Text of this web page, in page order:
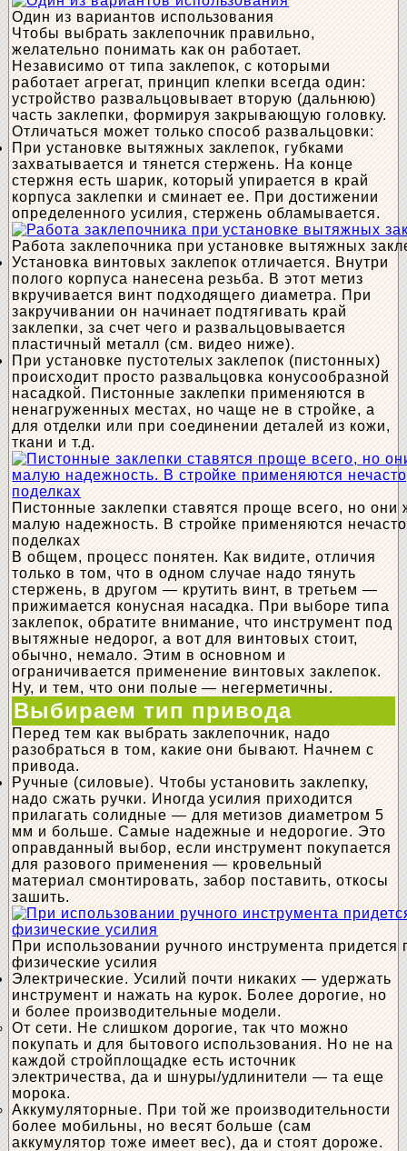
Один из вариантов использования
Чтобы выбрать заклепочник правильно,
желательно понимать как он работает.
Независимо от типа заклепок, с которыми
работает агрегат, принцип клепки всегда один:
устройство развальцовывает вторую (дальнюю)
часть заклепки, формируя закрывающую головку.
Отличаться может только способ развальцовки:
При установке вытяжных заклепок, губками
захватывается и тянется стержень. На конце
стержня есть шарик, который упирается в край
корпуса заклепки и сминает ее. При достижении
определенного усилия, стержень обламывается.
Работа заклепочника при установке вытяжных
Установка винтовых заклепок отличается. Внутри
полого корпуса нанесена резьба. В этот метиз
вкручивается винт подходящего диаметра. При
закручивании он начинает подтягивать край
заклепки, за счет чего и развальцовывается
пластичный металл (см. видео ниже).
При установке пустотелых заклепок (пистонных)
происходит просто развальцовка конусообразной
насадкой. Пистонные заклепки применяются в
ненагруженных местах, но чаще не в стройке, а
для отделки или при соединении деталей из кожи,
ткани и т.д.
Пистонные заклепки ставятся проще всего, но
малую надежность. В стройке применяются
поделках
В общем, процесс понятен. Как видите, отличия
только в том, что в одном случае надо тянуть
стержень, в другом — крутить винт, в третьем —
прижимается конусная насадка. При выборе типа
заклепок, обратите внимание, что инструмент под
вытяжные недорог, а вот для винтовых стоит,
обычно, немало. Этим в основном и
ограничивается применение винтовых заклепок.
Ну, и тем, что они полые — негерметичны.
Выбираем тип привода
Перед тем как выбрать заклепочник, надо
разобраться в том, какие они бывают. Начнем с
привода.
Ручные (силовые). Чтобы установить заклепку,
надо сжать ручки. Иногда усилия приходится
прилагать солидные — для метизов диаметром 5
мм и больше. Самые надежные и недорогие. Это
оправданный выбор, если инструмент покупается
для разового применения — кровельный
материал смонтировать, забор поставить, откосы
зашить.
При использовании ручного инструмента придется
физические усилия
Электрические. Усилий почти никаких — удержать
инструмент и нажать на курок. Более дорогие, но
и более производительные модели.
От сети. Не слишком дорогие, так что можно
покупать и для бытового использования. Но не на
каждой стройплощадке есть источник
электричества, да и шнуры/удлинители — та еще
морока.
Аккумуляторные. При той же производительности
более мобильны, но весят больше (сам
аккумулятор тоже имеет вес), да и стоят дороже.